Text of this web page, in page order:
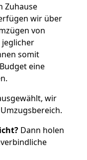
Zuhause
wir über
von
jeglicher
somit
eine
wir
Dann holen